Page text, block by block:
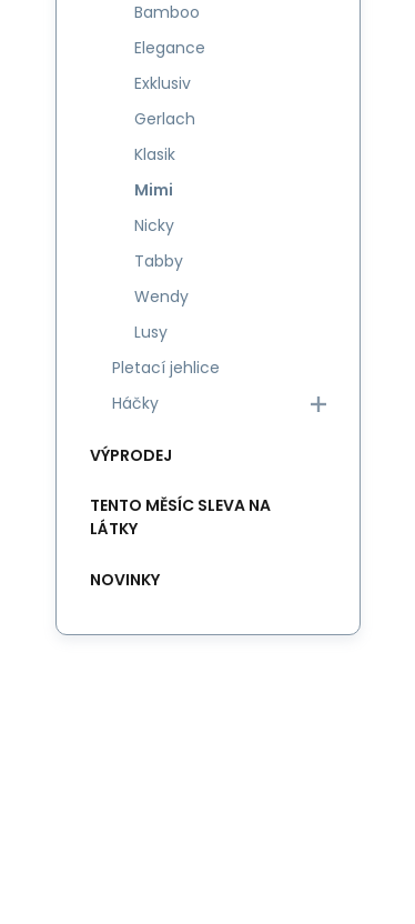
Bamboo
Elegance
Exklusiv
Gerlach
Klasik
Mimi
Nicky
Tabby
Wendy
Lusy
Pletací jehlice
Háčky
VÝPRODEJ
TENTO MĚSÍC SLEVA NA
LÁTKY
NOVINKY